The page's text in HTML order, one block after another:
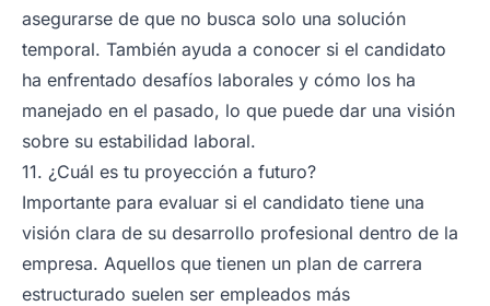
asegurarse de que no busca solo una solución
temporal. También ayuda a conocer si el candidato
ha enfrentado desafíos laborales y cómo los ha
manejado en el pasado, lo que puede dar una visión
sobre su estabilidad laboral.
11. ¿Cuál es tu proyección a futuro?
Importante para evaluar si el candidato tiene una
visión clara de su desarrollo profesional dentro de la
empresa. Aquellos que tienen un plan de carrera
estructurado suelen ser empleados más